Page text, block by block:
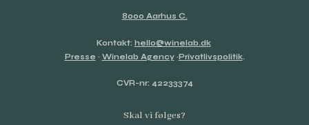
8000 Aarhus C.
Kontakt: hello@winelab.dk
Presse · Winelab Agency·Privatlivspolitik.
CVR-nr: 42233374
Skal vi følges?